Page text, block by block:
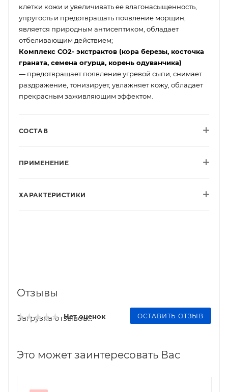
клетки кожи и увеличивать ее влагонасыщенность,
упругость и предотвращать появление морщин,
является природным антисептиком, обладает
отбеливающим действием;
Комплекс СО2- экстрактов (кора березы, косточка
граната, семена огурца, корень одуванчика)
— предотвращает появление угревой сыпи, снимает
раздражение, тонизирует, увлажняет кожу, обладает
прекрасным заживляющим эффектом.
СОСТАВ
ПРИМЕНЕНИЕ
ХАРАКТЕРИСТИКИ
Отзывы
Нет оценок ОСТАВИТЬ ОТЗЫВ
Загрузка отзывов...
Это может заинтересовать Вас